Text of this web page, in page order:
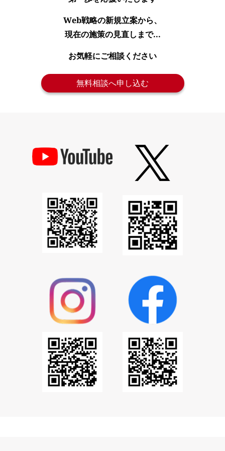
Web戦略の新規立案から、
現在の施策の見直しまで...
お気軽にご相談ください
無料相談へ申し込む